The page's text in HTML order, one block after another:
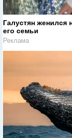
Галустян
его семьи
Реклама